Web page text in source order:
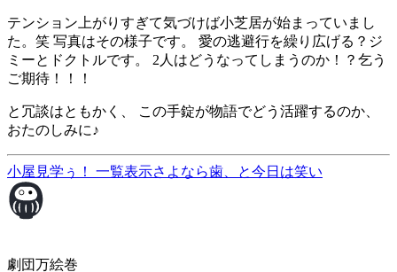
テンション上がりすぎて気づけば小芝居が始まっていまし
た。笑 写真はその様子です。 愛の逃避行を繰り広げる？ジ
ミーとドクトルです。 2人はどうなってしまうのか！？乞う
ご期待！！！
と冗談はともかく、 この手錠が物語でどう活躍するのか、
おたのしみに♪
小屋見学ぅ！ 一覧表示さよなら歯、と今日は笑い
劇団万絵巻